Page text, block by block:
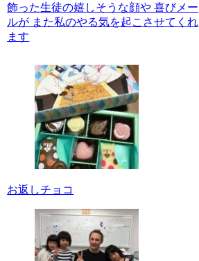
飾った生徒の嬉しそうな顔や 喜びメー
ルが また私のやる気を起こさせてくれ
ます
お返しチョコ